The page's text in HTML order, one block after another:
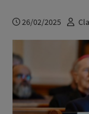
26/02/2025